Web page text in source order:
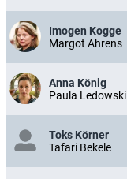
Imogen Kogge
Margot Ahrens
Anna König
Paula Ledowski
Toks Körner
Tafari Bekele